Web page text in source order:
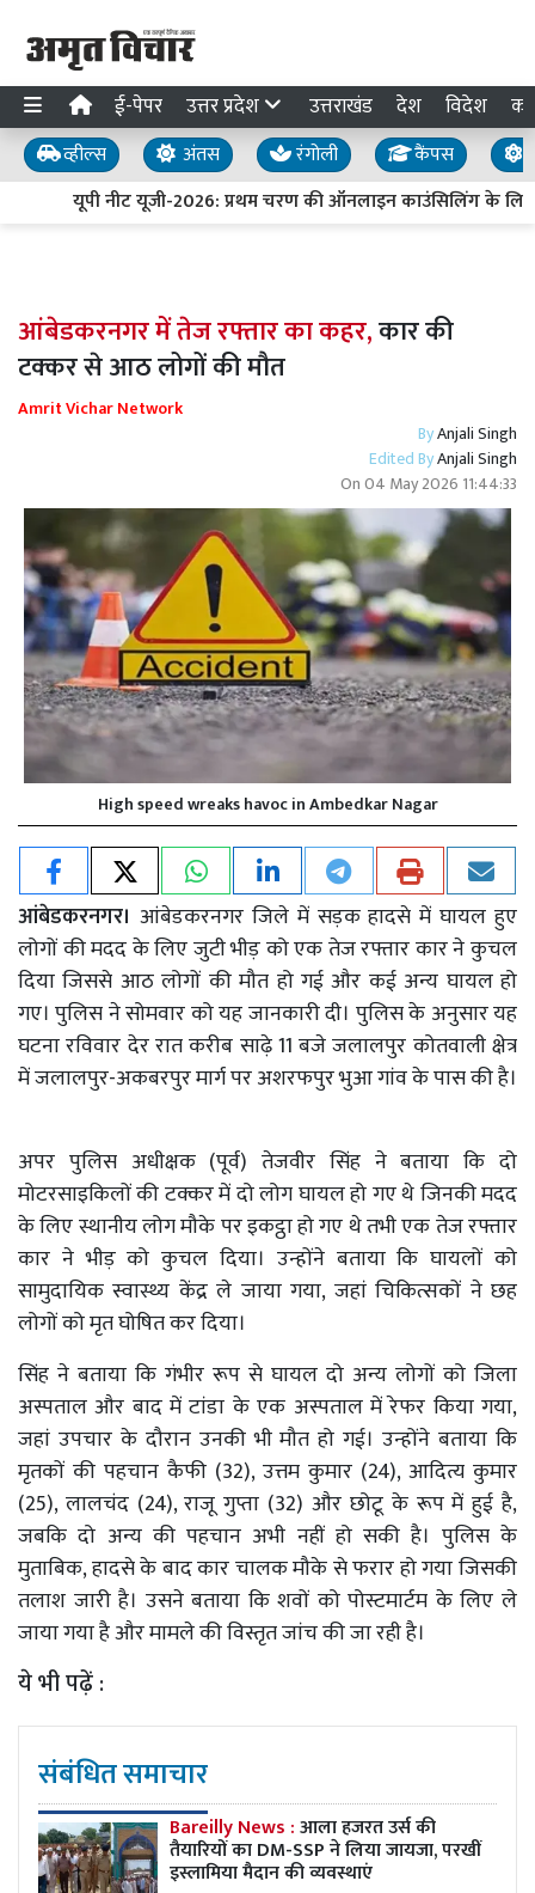
ई-पेपर उत्तर प्रदेश उत्तराखंड देश विदेश
व्हील्स अंतस रंगोली कैंपस
यूपी नीट यूजी-2026: प्रथम चरण की ऑनलाइन काउंसिलिंग के
आंबेडकरनगर में तेज रफ्तार का कहर,कार की
टक्कर से आठ लोगों की मौत
Amrit Vichar Network
ByAnjali Singh
Edited ByAnjali Singh
On04 May 2026 11:44:33
High speed wreaks havoc in Ambedkar Nagar
आंबेडकरनगर। आंबेडकरनगर जिले में सड़क हादसे में घायल हुए
लोगों की मदद के लिए जुटी भीड़ को एक तेज रफ्तार कार ने कुचल
दिया जिससे आठ लोगों की मौत हो गई और कई अन्य घायल हो
गए। पुलिस ने सोमवार को यह जानकारी दी। पुलिस के अनुसार यह
घटना रविवार देर रात करीब साढ़े 11 बजे जलालपुर कोतवाली क्षेत्र
में जलालपुर-अकबरपुर मार्ग पर अशरफपुर भुआ गांव के पास की है।
अपर पुलिस अधीक्षक (पूर्व) तेजवीर सिंह ने बताया कि दो
मोटरसाइकिलों की टक्कर में दो लोग घायल हो गए थे जिनकी मदद
के लिए स्थानीय लोग मौके पर इकट्ठा हो गए थे तभी एक तेज रफ्तार
कार ने भीड़ को कुचल दिया। उन्होंने बताया कि घायलों को
सामुदायिक स्वास्थ्य केंद्र ले जाया गया, जहां चिकित्सकों ने छह
लोगों को मृत घोषित कर दिया।
सिंह ने बताया कि गंभीर रूप से घायल दो अन्य लोगों को जिला
अस्पताल और बाद में टांडा के एक अस्पताल में रेफर किया गया,
जहां उपचार के दौरान उनकी भी मौत हो गई। उन्होंने बताया कि
मृतकों की पहचान कैफी (32), उत्तम कुमार (24), आदित्य कुमार
(25), लालचंद (24), राजू गुप्ता (32) और छोटू के रूप में हुई है,
जबकि दो अन्य की पहचान अभी नहीं हो सकी है। पुलिस के
मुताबिक, हादसे के बाद कार चालक मौके से फरार हो गया जिसकी
तलाश जारी है। उसने बताया कि शवों को पोस्टमार्टम के लिए ले
जाया गया है और मामले की विस्तृत जांच की जा रही है।
ये भी पढ़ें :
संबंधित समाचार
Bareilly News :आला हजरत उर्स की
तैयारियों का DM-SSP ने लिया जायजा, परखीं
इस्लामिया मैदान की व्यवस्थाएं